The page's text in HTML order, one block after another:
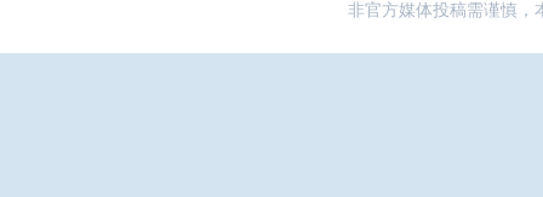
非官方媒体投稿需谨慎，